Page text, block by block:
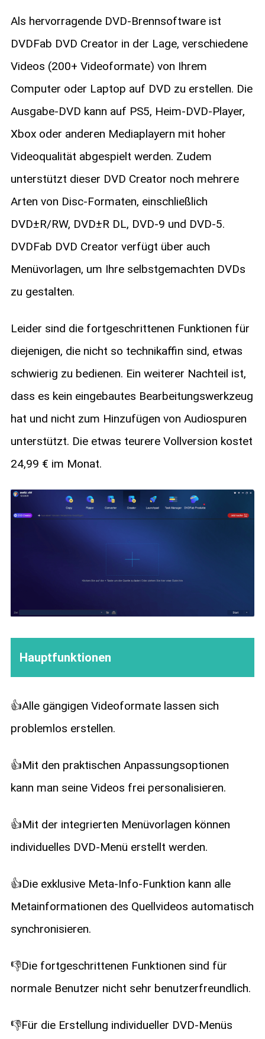
Als hervorragende DVD-Brennsoftware ist
DVDFab DVD Creator in der Lage, verschiedene
Videos (200+ Videoformate) von Ihrem
Computer oder Laptop auf DVD zu erstellen. Die
Ausgabe-DVD kann auf PS5, Heim-DVD-Player,
Xbox oder anderen Mediaplayern mit hoher
Videoqualität abgespielt werden. Zudem
unterstützt dieser DVD Creator noch mehrere
Arten von Disc-Formaten, einschließlich
DVD±R/RW, DVD±R DL, DVD-9 und DVD-5.
DVDFab DVD Creator verfügt über auch
Menüvorlagen, um Ihre selbstgemachten DVDs
zu gestalten.
Leider sind die fortgeschrittenen Funktionen für
diejenigen, die nicht so technikaffin sind, etwas
schwierig zu bedienen. Ein weiterer Nachteil ist,
dass es kein eingebautes Bearbeitungswerkzeug
hat und nicht zum Hinzufügen von Audiospuren
unterstützt. Die etwas teurere Vollversion kostet
24,99 € im Monat.
Hauptfunktionen
👍Alle gängigen Videoformate lassen sich
problemlos erstellen.
👍Mit den praktischen Anpassungsoptionen
kann man seine Videos frei personalisieren.
👍Mit der integrierten Menüvorlagen können
individuelles DVD-Menü erstellt werden.
👍Die exklusive Meta-Info-Funktion kann alle
Metainformationen des Quellvideos automatisch
synchronisieren.
👎Die fortgeschrittenen Funktionen sind für
normale Benutzer nicht sehr benutzerfreundlich.
👎Für die Erstellung individueller DVD-Menüs